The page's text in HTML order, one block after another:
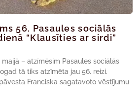
56. Pasaules sociālās
“Klausīties ar sirdi”
– atzīmēsim Pasaules sociālās
tā tiks atzīmēta jau 56. reizi.
Franciska sagatavoto vēstījumu